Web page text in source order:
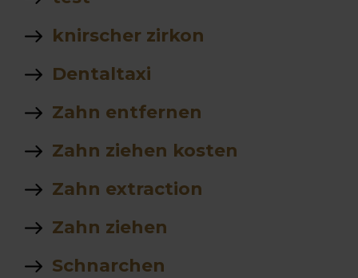
knirscher zirkon
Dentaltaxi
Zahn entfernen
Zahn ziehen kosten
Zahn extraction
Zahn ziehen
Schnarchen